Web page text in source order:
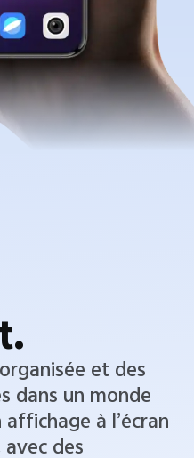
et des
dans un monde
à l’écran
des